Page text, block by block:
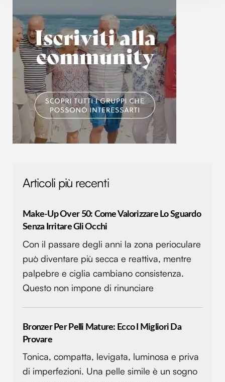
modificare o ritirare il tuo consenso in qualsiasi momento
dalla Dichiarazione sui cookie.
Utilizziamo i cookie per personalizzare contenuti ed
annunci, per fornire funzionalità dei social media e per
analizzare il nostro traffico. Condividiamo inoltre
informazioni sul modo in cui utilizzi il nostro sito con i
nostri partner che si occupano di analisi dei dati web,
pubblicità e social media, i quali potrebbero combinarle
con altre informazioni che hai fornito loro o che hanno
raccolto dal tuo utilizzo dei loro servizi.
Articoli più recenti
Make-Up Over 50: Come Valorizzare Lo Sguardo
Senza Irritare Gli Occhi
Con il passare degli anni la zona perioculare
può diventare più secca e reattiva, mentre
palpebre e ciglia cambiano consistenza.
Questo non impone di rinunciare
Bronzer Per Pelli Mature: Ecco I Migliori Da
Provare
Tonica, compatta, levigata, luminosa e priva
di imperfezioni. Una pelle simile è un sogno